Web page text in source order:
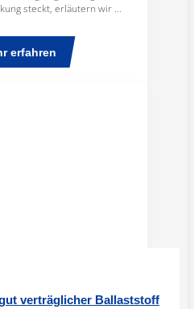
steckt, erläutern wir ...
erfahren
verträglicher Ballaststoff